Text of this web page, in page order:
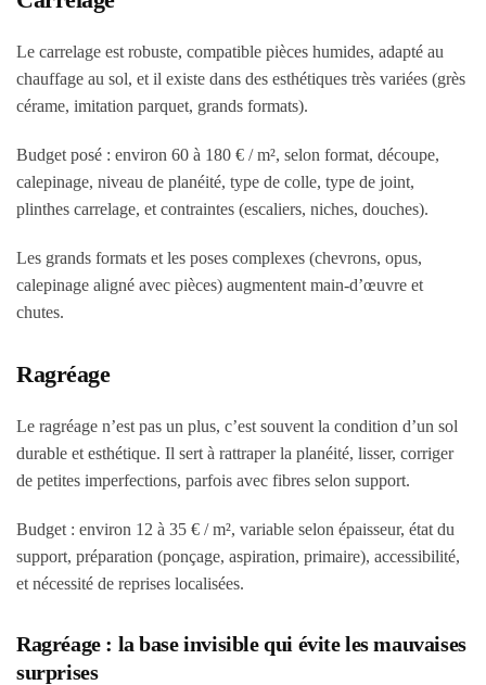
Le carrelage est robuste, compatible pièces humides, adapté au
chauffage au sol, et il existe dans des esthétiques très variées (grès
cérame, imitation parquet, grands formats).
Budget posé : environ 60 à 180 € / m², selon format, découpe,
calepinage, niveau de planéité, type de colle, type de joint,
plinthes carrelage, et contraintes (escaliers, niches, douches).
Les grands formats et les poses complexes (chevrons, opus,
calepinage aligné avec pièces) augmentent main-d’œuvre et
chutes.
Ragréage
Le ragréage n’est pas un plus, c’est souvent la condition d’un sol
durable et esthétique. Il sert à rattraper la planéité, lisser, corriger
de petites imperfections, parfois avec fibres selon support.
Budget : environ 12 à 35 € / m², variable selon épaisseur, état du
support, préparation (ponçage, aspiration, primaire), accessibilité,
et nécessité de reprises localisées.
Ragréage : la base invisible qui évite les mauvaises
surprises